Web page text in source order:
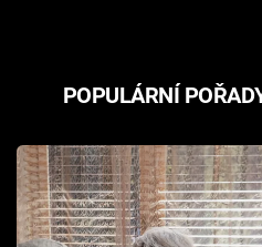
POPULÁRNÍ